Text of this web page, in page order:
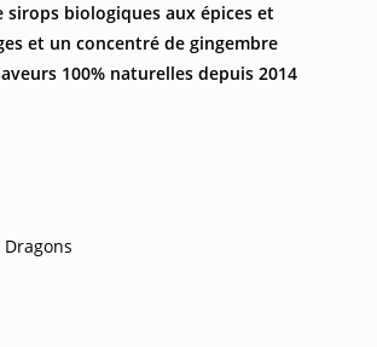
sirops biologiques aux épices et
et un concentré de gingembre
100% naturelles depuis 2014
Dragons